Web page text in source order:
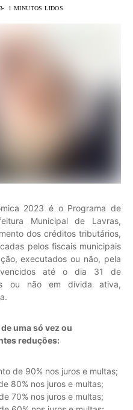
1 MINUTOS LIDOS
2023 é o Programa de
Municipal de Lavras,
dos créditos tributários,
pelos fiscais municipais
executados ou não, pela
vencidos até o dia 31 de
ou não em dívida ativa,
uma só vez ou
reduções:
de 90% nos juros e multas;
80% nos juros e multas;
70% nos juros e multas;